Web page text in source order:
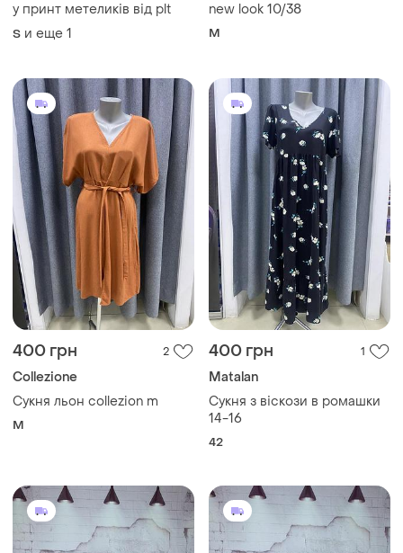
у принт метеликів від plt
S и еще 1
new look 10/38
M
400 грн 2
Collezione
Сукня льон collezion m
M
400 грн 1
Мatalan
Сукня з віскози в ромашки
14-16
42